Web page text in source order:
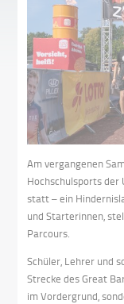
Am vergangenen
Hochschulsports der
statt – ein
und Starterinnen,
Parcours.
Schüler, Lehrer und
Strecke des Great
im Vordergrund,